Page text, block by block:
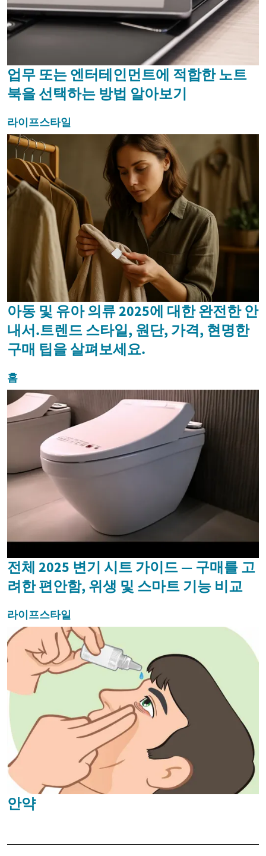
업무 또는 엔터테인먼트에 적합한 노트
북을 선택하는 방법 알아보기
라이프스타일
아동 및 유아 의류 2025에 대한 완전한 안
내서.트렌드 스타일, 원단, 가격, 현명한
구매 팁을 살펴보세요.
홈
전체 2025 변기 시트 가이드 — 구매를 고
려한 편안함, 위생 및 스마트 기능 비교
라이프스타일
안약